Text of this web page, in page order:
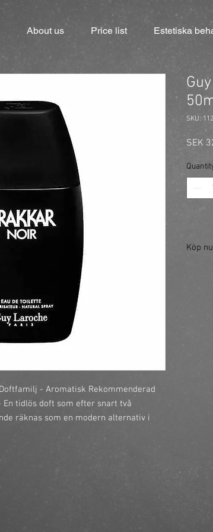
About us Price list Estetiska
- Aromatisk Rekommenderad
En tidlös doft som efter snart två
räknas som en modern alternativ i
SKU:
SEK
Köp